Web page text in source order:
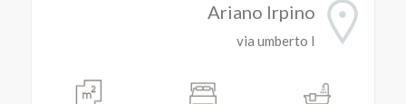
Ariano Irpino
via umberto I